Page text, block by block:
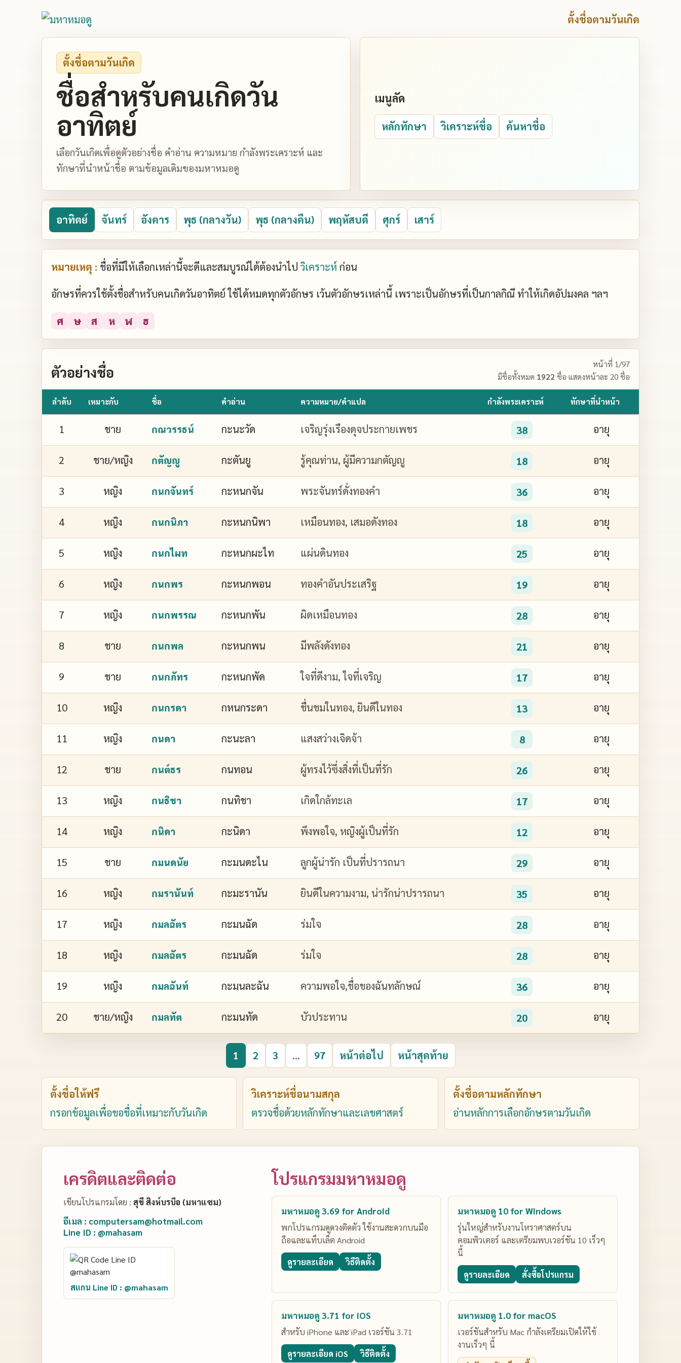
ตั้งชื่อตามวันเกิด
ตั้งชื่อตามวันเกิด
ชื่อสำหรับคนเกิดวัน
อาทิตย์
เลือกวันเกิดเพื่อดูตัวอย่างชื่อ คำอ่าน ความหมาย กำลังพระเคราะห์ และ
ทักษาที่นำหน้าชื่อ ตามข้อมูลเดิมของมหาหมอดู
เมนูลัด
หลักทักษา วิเคราะห์ชื่อ ค้นหาชื่อ
อาทิตย์ จันทร์ อังคาร พุธ (กลางวัน) พุธ (กลางคืน) พฤหัสบดี ศุกร์ เสาร์
หมายเหตุ : ชื่อที่มีให้เลือกเหล่านี้จะดีและสมบูรณ์ได้ต้องนำไป วิเคราะห์ ก่อน
อักษรที่ควรใช้ตั้งชื่อสำหรับคนเกิดวันอาทิตย์ ใช้ได้หมดทุกตัวอักษร เว้นตัวอักษรเหล่านี้ เพราะเป็นอักษรที่เป็นกาลกิณี ทำให้เกิดอัปมงคล ฯลฯ
ศ ษ ส ห ฬ ฮ
ตัวอย่างชื่อ
หน้าที่ 1/97
มีชื่อทั้งหมด 1922 ชื่อ แสดงหน้าละ 20 ชื่อ
ลำดับ เหมาะกับ ชื่อ คำอ่าน ความหมาย/คำแปล กำลังพระเคราะห์ ทักษาที่นำหน้า
1 ชาย กณวรรธน์ กะนะวัด เจริญรุ่งเรืองดุจประกายเพชร 38 อายุ
2 ชาย/หญิง กตัญญู กะตันยู รู้คุณท่าน, ผู้มีความกตัญญู 18 อายุ
3 หญิง กนกจันทร์ กะหนกจัน พระจันทร์ดั่งทองคำ 36 อายุ
4 หญิง กนกนิภา กะหนกนิพา เหมือนทอง, เสมอดังทอง 18 อายุ
5 หญิง กนกไผท กะหนกผะไท แผ่นดินทอง 25 อายุ
6 หญิง กนกพร กะหนกพอน ทองคำอันประเสริฐ 19 อายุ
7 หญิง กนกพรรณ กะหนกพัน ผิดเหมือนทอง 28 อายุ
8 ชาย กนกพล กะหนกพน มีพลังดังทอง 21 อายุ
9 ชาย กนกภัทร กะหนกพัด ใจที่ดีงาม, ใจที่เจริญ 17 อายุ
10 หญิง กนกรดา กหนกระดา ชื่นชมในทอง, ยินดีในทอง 13 อายุ
11 หญิง กนดา กะนะลา แสงสว่างเจิดจ้า 8 อายุ
12 ชาย กนต์ธร กนทอน ผู้ทรงไว้ซึ่งสิ่งที่เป็นที่รัก 26 อายุ
13 หญิง กนธิชา กนทิชา เกิดใกล้ทะเล 17 อายุ
14 หญิง กนิดา กะนิดา พึงพอใจ, หญิงผู้เป็นที่รัก 12 อายุ
15 ชาย กมนดนัย กะมนดะไน ลูกผู้น่ารัก เป็นที่ปรารถนา 29 อายุ
16 หญิง กมรานันท์ กะมะรานัน ยินดีในความงาม, น่ารักน่าปรารถนา 35 อายุ
17 หญิง กมลฉัตร กะมนฉัด ร่มใจ 28 อายุ
18 หญิง กมลฉัตร กะมนฉัด ร่มใจ 28 อายุ
19 หญิง กมลฉันท์ กะมนละฉัน ความพอใจ,ชื่อของฉันทลักษณ์ 36 อายุ
20 ชาย/หญิง กมลทัต กะมนทัด บัวประทาน 20 อายุ
1 2 3 ... 97 หน้าต่อไป หน้าสุดท้าย
ตั้งชื่อให้ฟรี
กรอกข้อมูลเพื่อขอชื่อที่เหมาะกับวันเกิด
วิเคราะห์ชื่อนามสกุล
ตรวจชื่อด้วยหลักทักษาและเลขศาสตร์
ตั้งชื่อตามหลักทักษา
อ่านหลักการเลือกอักษรตามวันเกิด
เครดิตและติดต่อ
เขียนโปรแกรมโดย : สุขี สิงห์บรบือ (มหาแซม)
อีเมล : computersam@hotmail.com
Line ID : @mahasam
สแกน Line ID : @mahasam
โปรแกรมมหาหมอดู
มหาหมอดู 3.69 for Android
พกโปรแกรมดูดวงติดตัว ใช้งานสะดวกบนมือ
ถือและแท็บเล็ต Android
ดูรายละเอียด วิธีติดตั้ง
มหาหมอดู 10 for Windows
รุ่นใหญ่สำหรับงานโหราศาสตร์บน
คอมพิวเตอร์ และเตรียมพบเวอร์ชัน 10 เร็วๆ
นี้
ดูรายละเอียด สั่งซื้อโปรแกรม
มหาหมอดู 3.71 for iOS
สำหรับ iPhone และ iPad เวอร์ชัน 3.71
ดูรายละเอียด iOS วิธีติดตั้ง
มหาหมอดู 1.0 for macOS
เวอร์ชันสำหรับ Mac กำลังเตรียมเปิดให้ใช้
งานเร็วๆ นี้